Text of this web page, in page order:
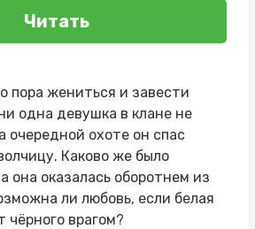
Читать
пора жениться и завести
одна девушка в клане не
очередной охоте он спас
Каково же было
она оказалась оборотнем из
ли любовь, если белая
чёрного врагом?